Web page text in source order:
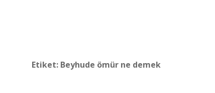
Etiket: Beyhude ömür ne demek